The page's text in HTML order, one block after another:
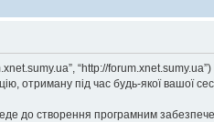
“http://forum.xnet.sumy.ua”)
отриману під час будь-якої вашої
до створення програмним